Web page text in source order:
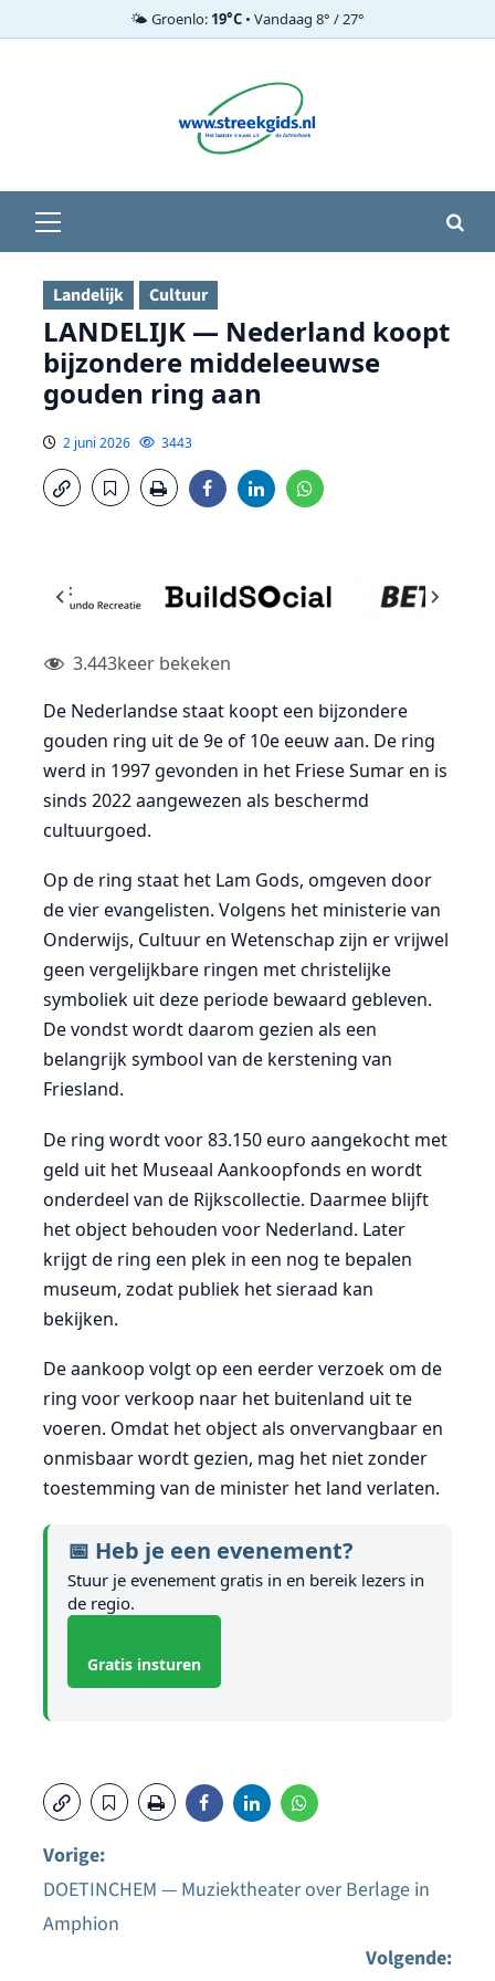
🌤️ Groenlo: 19°C • Vandaag 8° / 27°
menu
Landelijk Cultuur
LANDELIJK — Nederland koopt
bijzondere middeleeuwse
gouden ring aan
2 juni 2026 3443
3.443keer bekeken
De Nederlandse staat koopt een bijzondere
gouden ring uit de 9e of 10e eeuw aan. De ring
werd in 1997 gevonden in het Friese Sumar en is
sinds 2022 aangewezen als beschermd
cultuurgoed.
Op de ring staat het Lam Gods, omgeven door
de vier evangelisten. Volgens het ministerie van
Onderwijs, Cultuur en Wetenschap zijn er vrijwel
geen vergelijkbare ringen met christelijke
symboliek uit deze periode bewaard gebleven.
De vondst wordt daarom gezien als een
belangrijk symbool van de kerstening van
Friesland.
De ring wordt voor 83.150 euro aangekocht met
geld uit het Museaal Aankoopfonds en wordt
onderdeel van de Rijkscollectie. Daarmee blijft
het object behouden voor Nederland. Later
krijgt de ring een plek in een nog te bepalen
museum, zodat publiek het sieraad kan
bekijken.
De aankoop volgt op een eerder verzoek om de
ring voor verkoop naar het buitenland uit te
voeren. Omdat het object als onvervangbaar en
onmisbaar wordt gezien, mag het niet zonder
toestemming van de minister het land verlaten.
📅 Heb je een evenement?
Stuur je evenement gratis in en bereik lezers in
de regio.
Gratis insturen
Bericht
Vorige:
DOETINCHEM — Muziektheater over Berlage in
Amphion
Volgende: